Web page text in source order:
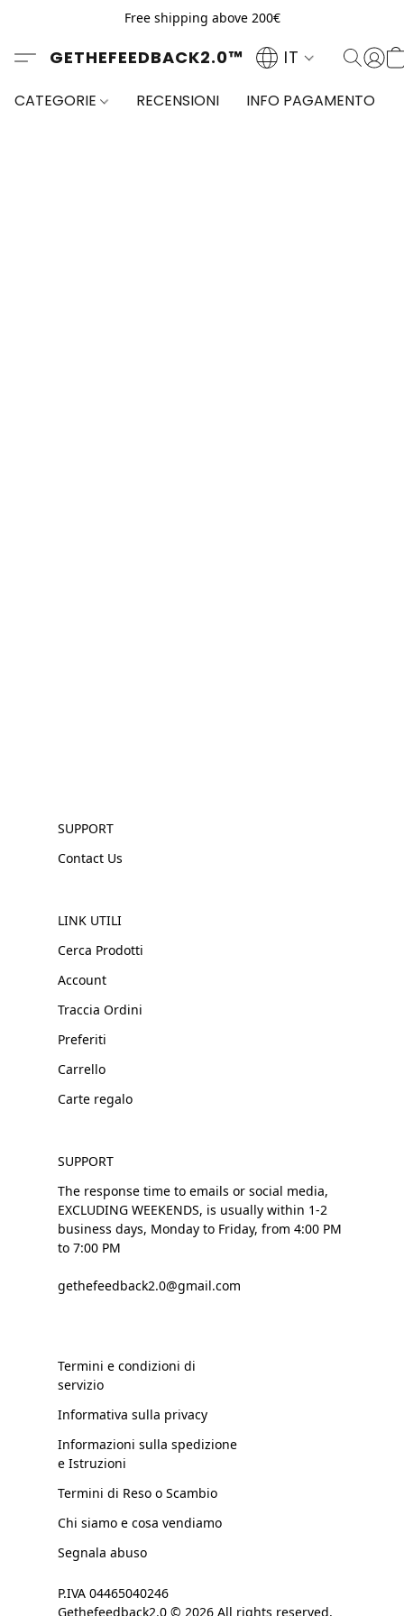
Free shipping above 200€
GETHEFEEDBACK2.0™ IT
CATEGORIE RECENSIONI INFO PAGAMENTO
SUPPORT
Contact Us
LINK UTILI
Cerca Prodotti
Account
Traccia Ordini
Preferiti
Carrello
Carte regalo
SUPPORT
The response time to emails or social media,
EXCLUDING WEEKENDS, is usually within 1-2
business days, Monday to Friday, from 4:00 PM
to 7:00 PM
gethefeedback2.0@gmail.com
Termini e condizioni di
servizio
Informativa sulla privacy
Informazioni sulla spedizione
e Istruzioni
Termini di Reso o Scambio
Chi siamo e cosa vendiamo
Segnala abuso
P.IVA 04465040246
Gethefeedback2.0 © 2026 All rights reserved.